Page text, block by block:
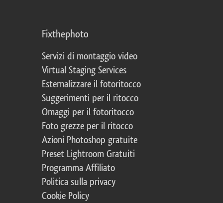
Fixthephoto
Servizi di montaggio video
Virtual Staging Services
Esternalizzare il fotoritocco
Suggerimenti per il ritocco
Omaggi per il fotoritocco
Foto grezze per il ritocco
Azioni Photoshop gratuite
Preset Lightroom Gratuiti
Programma Affiliato
Politica sulla privacy
Cookie Policy